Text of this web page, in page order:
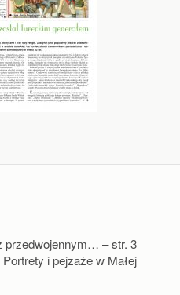
przedwojennym… – str. 3
i pejzaże w Małej